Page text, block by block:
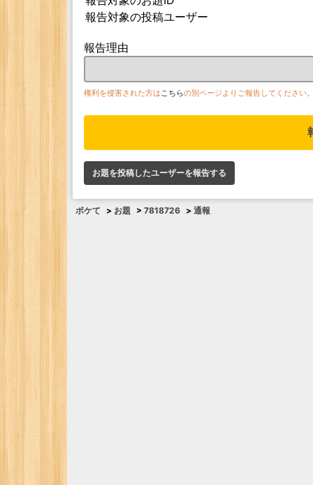
報告対象の投稿ユーザー
報告理由
権利を侵害された方はこちらの別ページよりご報告してください
お題を投稿したユーザーを報告する
ボケて > お題 > 7818726 > 通報